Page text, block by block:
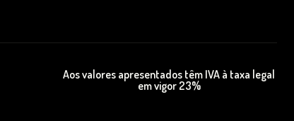
Aos valores apresentados têm IVA à taxa legal
em vigor 23%